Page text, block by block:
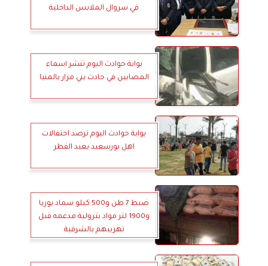
في سروال الملابس الداخلية
بوابة حوادث اليوم تنشر اسماء
المصابين في حادث بني مزار بالمنيا
بوابة حوادث اليوم ترصد احتفالات
اهل بورسعيد بعيد الفطر
ضبط 7 طن و500 كيلو سماد يوريا
و1900 لتر مواد بترولية مدعمه قبل
تهريبهم بالشرقية